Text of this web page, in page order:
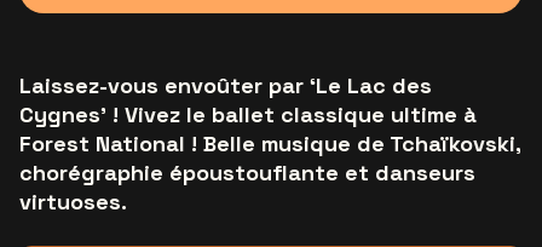
Laissez-vous envoûter par ‘Le Lac des
Cygnes’ ! Vivez le ballet classique ultime à
Forest National ! Belle musique de Tchaïkovski,
chorégraphie époustouflante et danseurs
virtuoses.